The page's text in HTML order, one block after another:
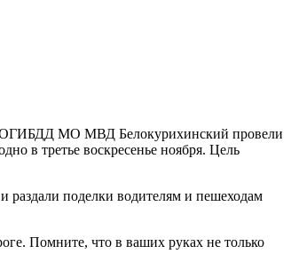
ОГИБДД МО МВД Белокурихинский провели
в третье воскресенье ноября. Цель
раздали поделки водителям и пешеходам
Помните, что в ваших руках не только